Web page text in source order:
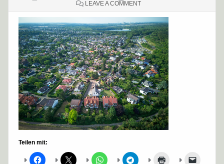
LEAVE A COMMENTON
Teilen mit: